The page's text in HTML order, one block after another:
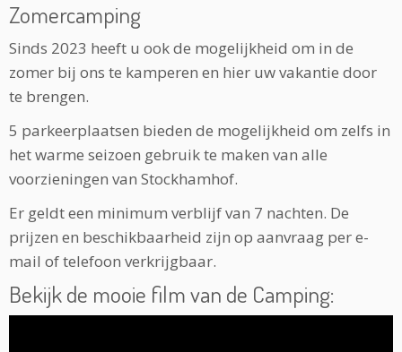
Zomercamping
Sinds 2023 heeft u ook de mogelijkheid om in de
zomer bij ons te kamperen en hier uw vakantie door
te brengen.
5 parkeerplaatsen bieden de mogelijkheid om zelfs in
het warme seizoen gebruik te maken van alle
voorzieningen van Stockhamhof.
Er geldt een minimum verblijf van 7 nachten. De
prijzen en beschikbaarheid zijn op aanvraag per e-
mail of telefoon verkrijgbaar.
Bekijk de mooie film van de Camping: